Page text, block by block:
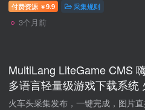
付费资源 ￥9.9 采集规则
3个月前
MultiLang LiteGame CMS
多语言轻量级游戏下载系统
布接口